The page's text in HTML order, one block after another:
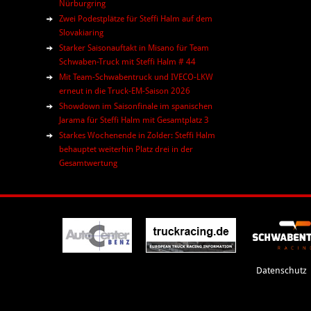
Nürburgring
Zwei Podestplätze für Steffi Halm auf dem
Slovakiaring
Starker Saisonauftakt in Misano für Team
Schwaben-Truck mit Steffi Halm # 44
Mit Team-Schwabentruck und IVECO-LKW
erneut in die Truck-EM-Saison 2026
Showdown im Saisonfinale im spanischen
Jarama für Steffi Halm mit Gesamtplatz 3
Starkes Wochenende in Zolder: Steffi Halm
behauptet weiterhin Platz drei in der
Gesamtwertung
Datenschutz